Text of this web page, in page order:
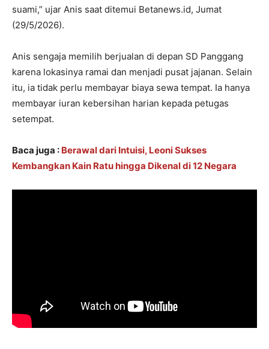
suami,” ujar Anis saat ditemui Betanews.id, Jumat
(29/5/2026).
Anis sengaja memilih berjualan di depan SD Panggang
karena lokasinya ramai dan menjadi pusat jajanan. Selain
itu, ia tidak perlu membayar biaya sewa tempat. Ia hanya
membayar iuran kebersihan harian kepada petugas
setempat.
Baca juga : Berawal dari Intuisi, Leoni Sukses
Kembangkan Kain Ratu hingga Dikenal di 12 Negara